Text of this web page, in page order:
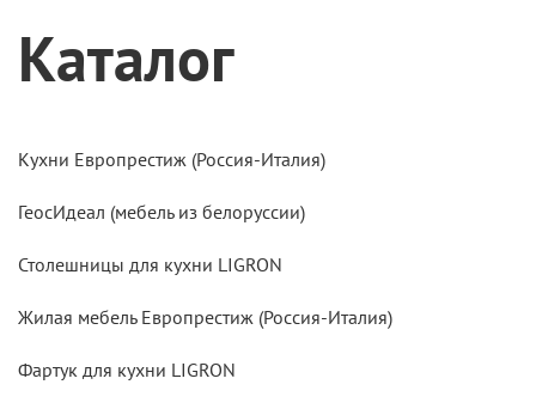
Каталог
Кухни Европрестиж (Россия-Италия)
ГеосИдеал (мебель из белоруссии)
Столешницы для кухни LIGRON
Жилая мебель Европрестиж (Россия-Италия)
Фартук для кухни LIGRON